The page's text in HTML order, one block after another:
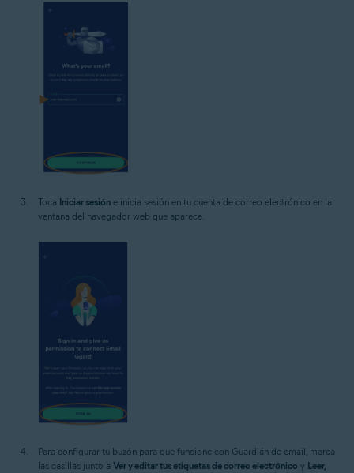
Toca Iniciar sesión e inicia sesión en tu cuenta de correo electrónico en la
ventana del navegador web que aparece.
Para configurar tu buzón para que funcione con Guardián de email, marca
las casillas junto a Ver y editar tus etiquetas de correo electrónico y Leer,